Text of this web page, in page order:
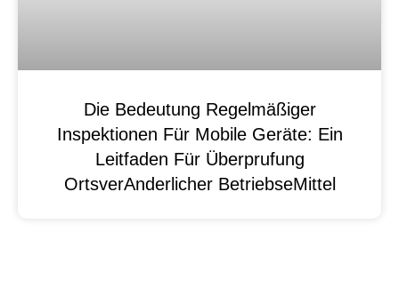
Die Bedeutung Regelmäßiger
Inspektionen Für Mobile Geräte: Ein
Leitfaden Für Überprufung
OrtsverAnderlicher BetriebseMittel